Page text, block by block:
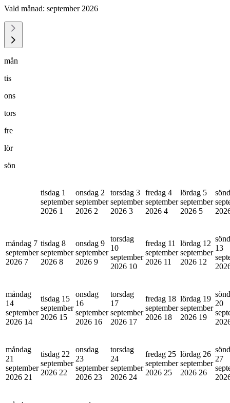
Vald månad: september 2026
mån
tis
ons
tors
fre
lör
sön
tisdag 1
september
2026 1
onsdag 2
september
2026 2
torsdag 3
september
2026 3
fredag 4
september
2026 4
lördag 5
september
2026 5
måndag 7
september
2026 7
tisdag 8
september
2026 8
onsdag 9
september
2026 9
torsdag
10
september
2026 10
fredag 11
september
2026 11
lördag 12
september
2026 12
13
måndag
14
september
2026 14
tisdag 15
september
2026 15
onsdag
16
september
2026 16
torsdag
17
september
2026 17
fredag 18
september
2026 18
lördag 19
september
2026 19
20
måndag
21
september
2026 21
tisdag 22
september
2026 22
onsdag
23
september
2026 23
torsdag
24
september
2026 24
fredag 25
september
2026 25
lördag 26
september
2026 26
27